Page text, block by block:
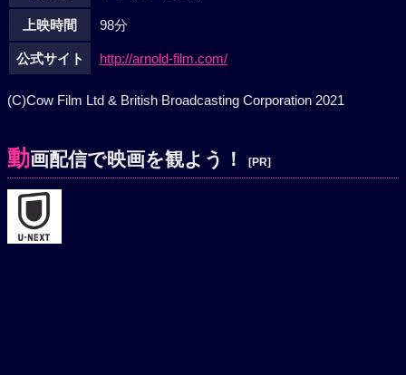
上映時間 98分
公式サイト http://arnold-film.com/
(C)Cow Film Ltd & British Broadcasting Corporation 2021
動画配信で映画を観よう！ [PR]